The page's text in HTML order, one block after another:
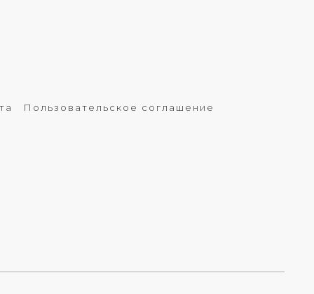
Пользовательское соглашение